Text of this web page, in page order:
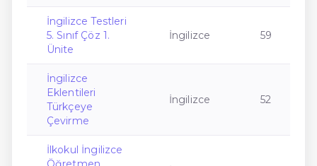
İngilizce Testleri
5. Sınıf Çöz 1.
Ünite
İngilizce 59
İngilizce
Eklentileri
Türkçeye
Çevirme
İngilizce 52
İlkokul İngilizce